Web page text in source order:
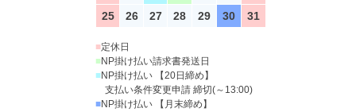
25
26 27 28 29 30 31
■定休日
■NP掛け払い請求書発送日
■NP掛け払い 【20日締め】
支払い条件変更申請 締切(～13:00)
■NP掛け払い 【月末締め】